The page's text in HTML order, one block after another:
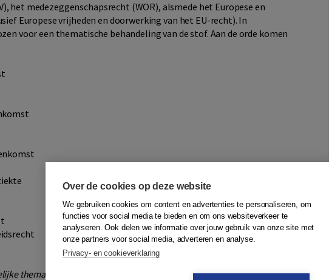
het medezeggenschapsrecht (WOR), alsmede het Europese en
Europese vrijheden en doorwerking van het EU-recht). In
voor een thematische behandeling van de stof. Aan de orde komen
themata
bestaat uit twee delen. Deel I omvat de hoofdstukken 1
Over de cookies op deze website
We gebruiken cookies om content en advertenties te personaliseren, om
functies voor social media te bieden en om ons websiteverkeer te
analyseren. Ook delen we informatie over jouw gebruik van onze site met
onze partners voor social media, adverteren en analyse.
Privacy- en cookieverklaring